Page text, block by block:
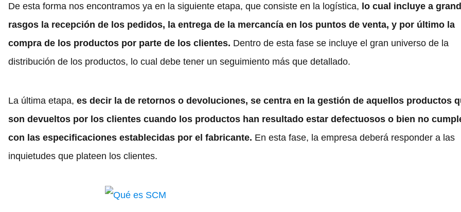
De esta forma nos encontramos ya en la siguiente etapa, que consiste en la logística, lo cual incluye a
rasgos la recepción de los pedidos, la entrega de la mercancía en los puntos de venta, y por último la
compra de los productos por parte de los clientes. Dentro de esta fase se incluye el gran universo de la
distribución de los productos, lo cual debe tener un seguimiento más que detallado.
La última etapa, es decir la de retornos o devoluciones, se centra en la gestión de aquellos productos
son devueltos por los clientes cuando los productos han resultado estar defectuosos o bien no
con las especificaciones establecidas por el fabricante. En esta fase, la empresa deberá responder a las
inquietudes que plateen los clientes.